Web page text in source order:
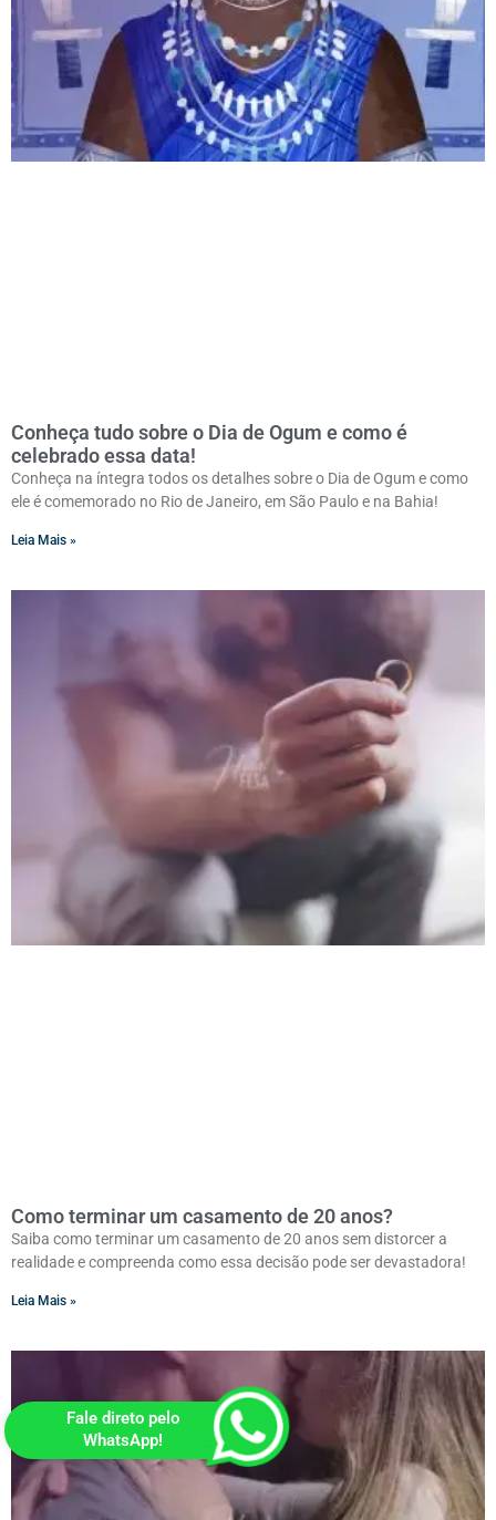
Conheça tudo sobre o Dia de Ogum e como é
celebrado essa data!
Conheça na íntegra todos os detalhes sobre o Dia de Ogum e como
ele é comemorado no Rio de Janeiro, em São Paulo e na Bahia!
Leia Mais »
Como terminar um casamento de 20 anos?
Saiba como terminar um casamento de 20 anos sem distorcer a
realidade e compreenda como essa decisão pode ser devastadora!
Leia Mais »
Fale direto pelo
WhatsApp!